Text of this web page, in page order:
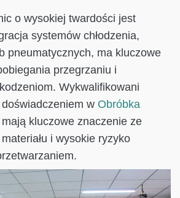
o wysokiej twardości jest
systemów chłodzenia,
pneumatycznych, ma kluczowe
przegrzaniu i
Wykwalifikowani
w Obróbka
mają kluczowe znaczenie ze
i wysokie ryzyko